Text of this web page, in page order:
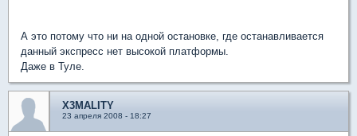
А это потому что ни на одной остановке, где останавливается
данный экспресс нет высокой платформы.
Даже в Туле.
X3MALITY
23 апреля 2008 - 18:27